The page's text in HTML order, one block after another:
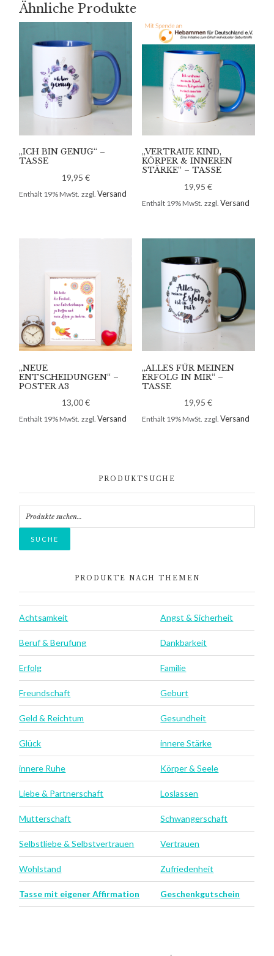
Ähnliche Produkte
„ICH BIN GENUG“ –
TASSE
19,95 €
Enthält 19% MwSt. zzgl.Versand
„VERTRAUE KIND,
KÖRPER & INNEREN
STÄRKE“ – TASSE
19,95€
Enthält 19% MwSt. zzgl. Versand
„NEUE
ENTSCHEIDUNGEN“ –
POSTER A3
13,00€
Enthält 19% MwSt. zzgl.Versand
„ALLES FÜR MEINEN
ERFOLG IN MIR“ –
TASSE
19,95€
Enthält 19% MwSt. zzgl. Versand
PRODUKTSUCHE
Suche
nach:
SUCHE
PRODUKTE NACH THEMEN
Achtsamkeit Angst & Sicherheit
Beruf & Berufung Dankbarkeit
Erfolg Familie
Freundschaft Geburt
Geld & Reichtum Gesundheit
Glück innere Stärke
innere Ruhe Körper & Seele
Liebe & Partnerschaft Loslassen
Mutterschaft Schwangerschaft
Selbstliebe & Selbstvertrauen Vertrauen
Wohlstand Zufriedenheit
Tasse mit eigener Affirmation Geschenkgutschein